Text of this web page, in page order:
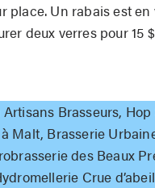
place. Un rabais est
deux verres pour 15
Brasseurs,
Malt, Brasserie
des Beaux
Crue